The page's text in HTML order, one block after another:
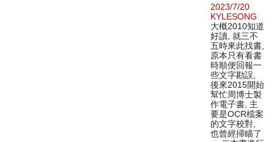
2023/7/20
KYLESONG
大概2010知道
好讀, 就三不
五時來此找書,
原本只有看書
時順便回報一
些文字勘誤,
後來2015開始
幫忙周博士製
作電子書, 主
要是OCR檔案
的文字校對,
也曾經掃瞄了